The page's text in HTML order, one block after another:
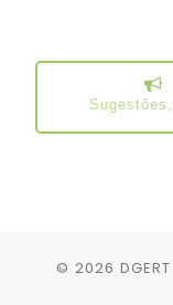
© 2026 DGERT